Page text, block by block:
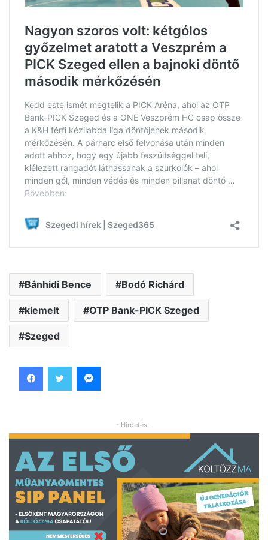
Bánhidi Bence Bodó Richárd
kiemelt OTP Bank-PICK Szeged
Szeged
- Hirdetés -